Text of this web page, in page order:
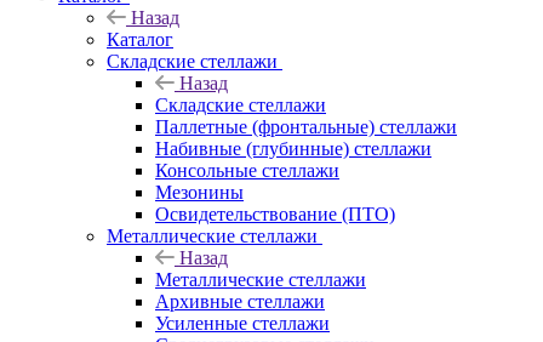
Назад
Каталог
Складские стеллажи
Назад
Складские стеллажи
Паллетные (фронтальные) стеллажи
Набивные (глубинные) стеллажи
Консольные стеллажи
Мезонины
Освидетельствование (ПТО)
Металлические стеллажи
Назад
Металлические стеллажи
Архивные стеллажи
Усиленные стеллажи